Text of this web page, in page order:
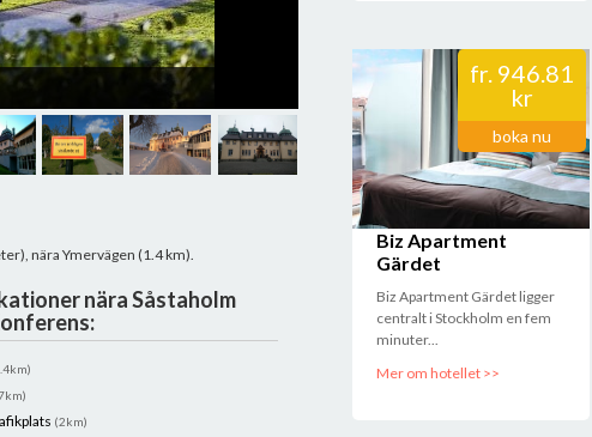
Såstaholm Hotell & Konferens
nära Ymervägen (1.4 km).
nära Såstaholm
(2km)
fr. 946.81
kr
boka nu
Biz Apartment
Gärdet
Biz Apartment Gärdet ligger
centralt i Stockholm en fem
minuter...
Mer om hotellet >>